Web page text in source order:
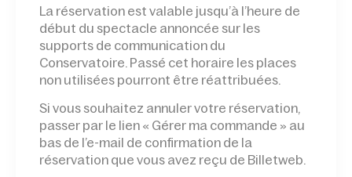
La réservation est valable jusqu’à l’heure de
début du spectacle annoncée sur les
supports de communication du
Conservatoire. Passé cet horaire les places
non utilisées pourront être réattribuées.
Si vous souhaitez annuler votre réservation,
passer par le lien « Gérer ma commande » au
bas de l’e-mail de confirmation de la
réservation que vous avez reçu de Billetweb.